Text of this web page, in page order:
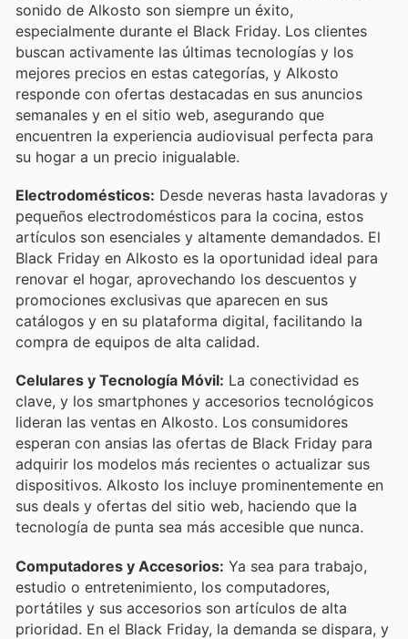
sonido de Alkosto son siempre un éxito,
especialmente durante el Black Friday. Los clientes
buscan activamente las últimas tecnologías y los
mejores precios en estas categorías, y Alkosto
responde con ofertas destacadas en sus anuncios
semanales y en el sitio web, asegurando que
encuentren la experiencia audiovisual perfecta para
su hogar a un precio inigualable.
Electrodomésticos: Desde neveras hasta lavadoras y
pequeños electrodomésticos para la cocina, estos
artículos son esenciales y altamente demandados. El
Black Friday en Alkosto es la oportunidad ideal para
renovar el hogar, aprovechando los descuentos y
promociones exclusivas que aparecen en sus
catálogos y en su plataforma digital, facilitando la
compra de equipos de alta calidad.
Celulares y Tecnología Móvil: La conectividad es
clave, y los smartphones y accesorios tecnológicos
lideran las ventas en Alkosto. Los consumidores
esperan con ansias las ofertas de Black Friday para
adquirir los modelos más recientes o actualizar sus
dispositivos. Alkosto los incluye prominentemente en
sus deals y ofertas del sitio web, haciendo que la
tecnología de punta sea más accesible que nunca.
Computadores y Accesorios: Ya sea para trabajo,
estudio o entretenimiento, los computadores,
portátiles y sus accesorios son artículos de alta
prioridad. En el Black Friday, la demanda se dispara, y